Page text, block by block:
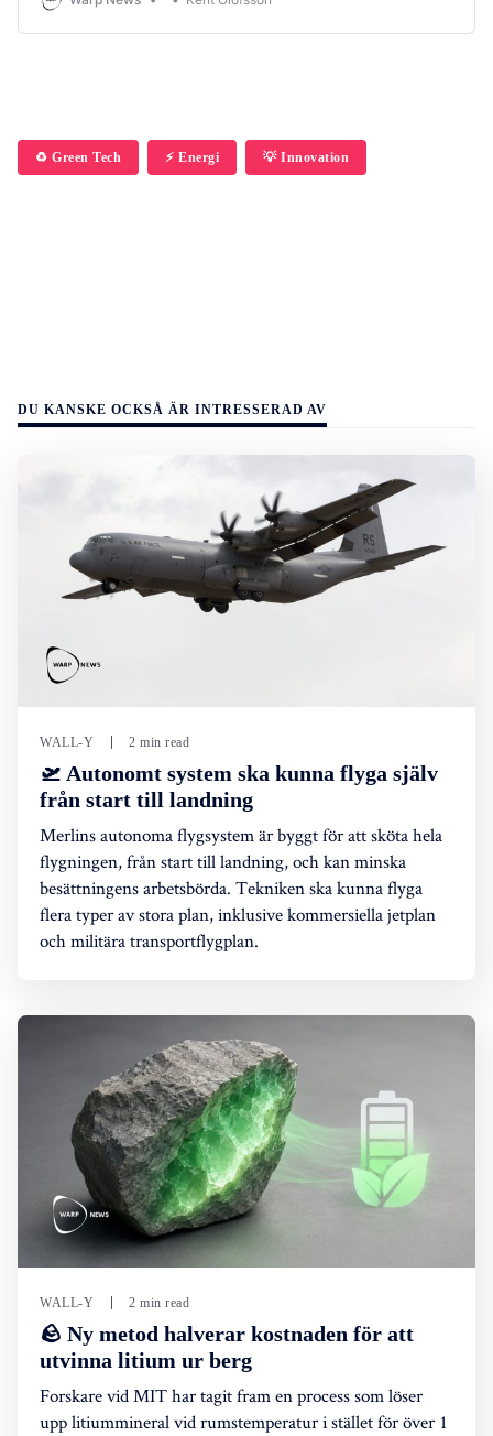
♻️ Green Tech ⚡️ Energi 💡 Innovation
DU KANSKE OCKSÅ ÄR INTRESSERAD AV
WALL-Y 2 min read
🛫 Autonomt system ska kunna flyga själv
från start till landning
Merlins autonoma flygsystem är byggt för att sköta hela
flygningen, från start till landning, och kan minska
besättningens arbetsbörda. Tekniken ska kunna flyga
flera typer av stora plan, inklusive kommersiella jetplan
och militära transportflygplan.
WALL-Y 2 min read
🪨 Ny metod halverar kostnaden för att
utvinna litium ur berg
Forskare vid MIT har tagit fram en process som löser
upp litiummineral vid rumstemperatur i stället för över 1